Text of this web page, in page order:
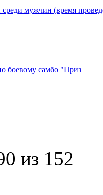
мужчин (время
боевому самбо "Приз
из 152